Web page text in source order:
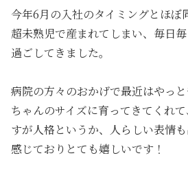
今年6月の入社のタイミングとほぼ
超未熟児で産まれてしまい、毎日
過ごしてきました。
病院の方々のおかげで最近はやっ
ちゃんのサイズに育ってきてくれ
すが人格というか、人らしい表情
感じておりとても嬉しいです！